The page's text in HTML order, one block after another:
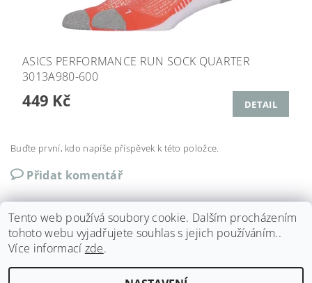
ASICS PERFORMANCE RUN SOCK QUARTER
3013A980-600
449 Kč DETAIL
Buďte první, kdo napíše příspěvek k této položce.
Přidat komentář
Shoptet.cz
Tento web používá soubory cookie. Dalším procházením
tohoto webu vyjadřujete souhlas s jejich používáním..
Více informací zde.